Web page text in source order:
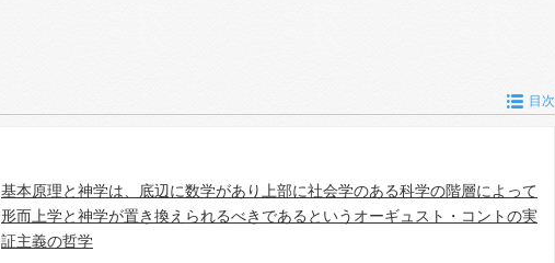
目次
基本原理と神学は、底辺に数学があり上部に社会学のある科学の階層によって
形而上学と神学が置き換えられるべきであるというオーギュスト・コントの実
証主義の哲学